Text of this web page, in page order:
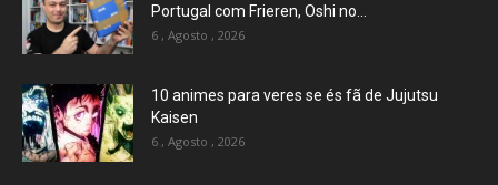
Portugal com Frieren, Oshi no...
6 , Agosto , 2026
10 animes para veres se és fã de Jujutsu
Kaisen
6 , Agosto , 2026